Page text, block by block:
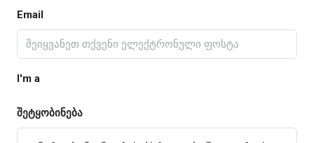
Email
I'm a
შეტყობინება